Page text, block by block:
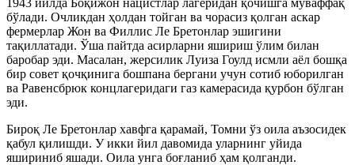
бўлади. Очликдан ҳолдан тойган ва чорасиз қолган аскар
фермерлар Жон ва Филлис Ле Бретонлар эшигини
тақиллатади. Ўша пайтда асирларни яшириш ўлим билан
баробар эди. Масалан, жерсилик Луиза Гоулд исмли аёл бошқа
бир совет қочқинига бошпана бергани учун сотиб юборилган
ва Равенсбрюк концлагеридаги газ камерасида қурбон бўлган
эди.
Бироқ Ле Бретонлар хавфга қарамай, Томни ўз оила аъзосидек
қабул қилишди. У икки йил давомида уларнинг уйида
яшириниб яшади. Оила унга боғланиб ҳам қолганди.